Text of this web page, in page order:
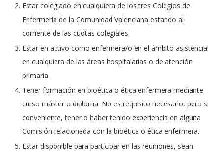
Estar colegiado en cualquiera de los tres Colegios de
Enfermería de la Comunidad Valenciana estando al
corriente de las cuotas colegiales.
Estar en activo como enfermera/o en el ámbito asistencial
en cualquiera de las áreas hospitalarias o de atención
primaria.
Tener formación en bioética o ética enfermera mediante
curso máster o diploma. No es requisito necesario, pero si
conveniente, tener o haber tenido experiencia en alguna
Comisión relacionada con la bioética o ética enfermera.
Estar disponible para participar en las reuniones, sean